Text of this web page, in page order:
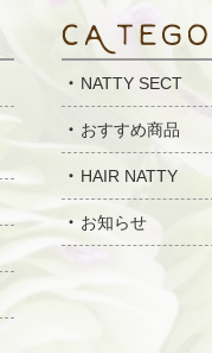
NATTY SECT
おすすめ商品
HAIR NATTY
お知らせ